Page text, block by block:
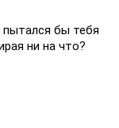
бы тебя
ни на что?